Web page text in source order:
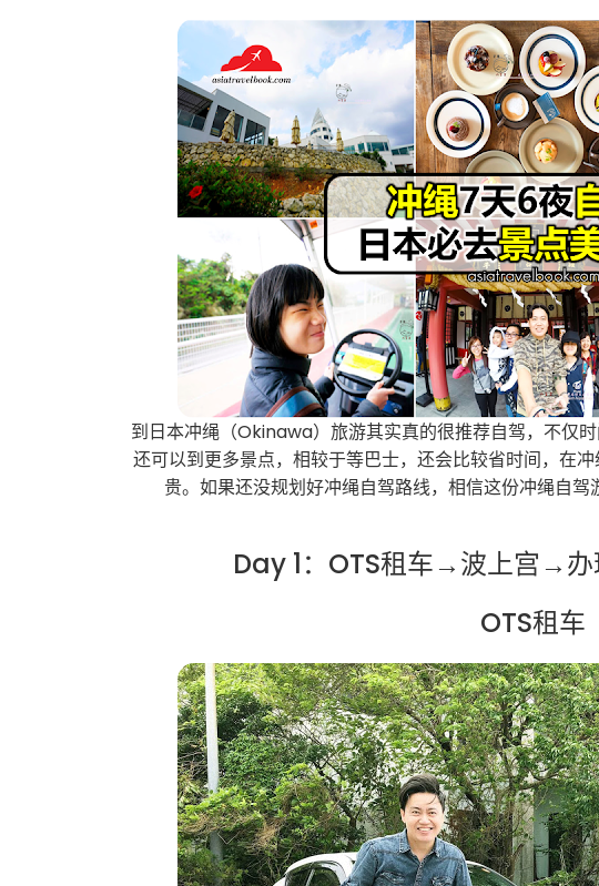
到日本冲绳（Okinawa）旅游其实真的很推荐自驾，不仅
还可以到更多景点，相较于等巴士，还会比较省时间，在
贵。如果还没规划好冲绳自驾路线，相信这份冲绳自
Day 1：OTS租车→波上宫→
OTS租车